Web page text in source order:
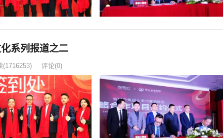
系列报道之二
(1716253) 评论(0)